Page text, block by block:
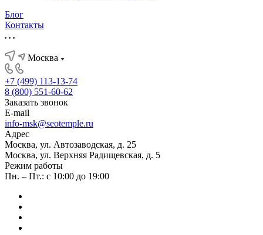
Блог
Контакты
Москва
+7 (499) 113-13-74
8 (800) 551-60-62
Заказать звонок
E-mail
info-msk@seotemple.ru
Адрес
Москва, ул. Автозаводская, д. 25
Москва, ул. Верхняя Радищевская, д. 5
Режим работы
Пн. – Пт.: с 10:00 до 19:00